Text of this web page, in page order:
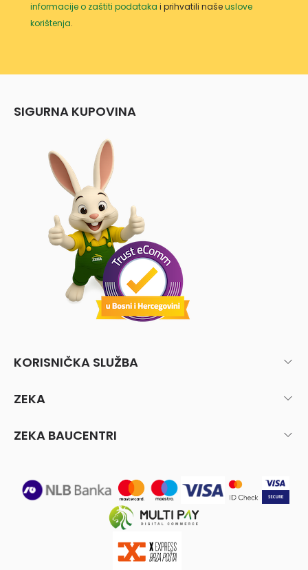
informacije o zaštiti podataka i prihvatili našeuslove
korištenja.
SIGURNA KUPOVINA
KORISNIČKA SLUŽBA
ZEKA
ZEKA BAUCENTRI